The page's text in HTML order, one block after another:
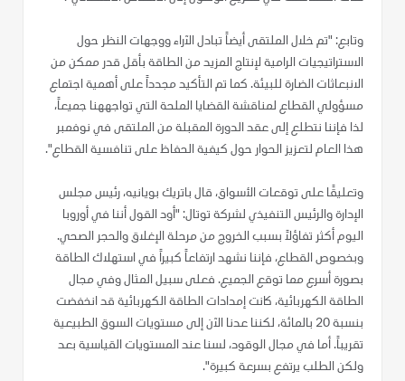
وتابع: "تم خلال الملتقى أيضاً تبادل الآراء ووجهات النظر حول
الاستراتيجيات الرامية لإنتاج المزيد من الطاقة بأقل قدر ممكن من
الانبعاثات الضارة للبيئة. كما تم التأكيد مجدداً على أهمية اجتماع
مسؤولي القطاع لمناقشة القضايا الملحة التي تواجههنا جميعاً،
لذا فإننا نتطلع إلى عقد الدورة المقبلة من الملتقى في نوفمبر
هذا العام لتعزيز الحوار حول كيفية الحفاظ على تنافسية القطاع".
وتعليقًا على توقعات الأسواق، قال باتريك بويانيه، رئيس مجلس
الإدارة والرئيس التنفيذي لشركة توتال: "أود القول أننا في أوروبا
اليوم أكثر تفاؤلاً بسبب الخروج من مرحلة الإغلاق والحجر الصحي.
وبخصوص القطاع، فإننا نشهد ارتفاعاً كبيراً في استهلاك الطاقة
بصورة أسرع مما توقع الجميع. فعلى سبيل المثال وفي مجال
الطاقة الكهربائية، كانت إمدادات الطاقة الكهربائية قد انخفضت
بنسبة 20 بالمائة، لكننا عدنا الآن إلى مستويات السوق الطبيعية
تقريباً. أما في مجال الوقود، لسنا عند المستويات القياسية بعد
ولكن الطلب يرتفع بسرعة كبيرة".